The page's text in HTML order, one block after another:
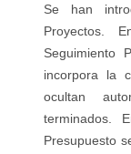
Se han
Proyectos.
Seguimiento
incorpora la
ocultan
terminados.
Presupuesto